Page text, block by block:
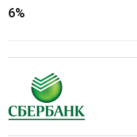
6%